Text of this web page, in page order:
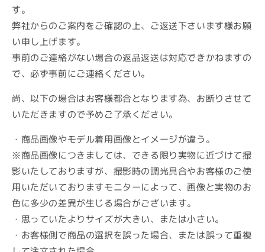
す。
弊社からのご案内をご確認の上、ご返送下さいます様お願
い申し上げます。
事前のご連絡がない場合の返品返送は対応できかねますの
で、必ず事前にご連絡ください。
尚、以下の場合はお客様都合となります為、お断りさせて
いただきますので予めご了承ください。
・商品画像やモデル着用画像とイメージが違う。
※商品画像につきましては、できる限り実物に近づけて撮
影いたしておりますが、撮影時の調光具合やお客様のご使
用いただいておりますモニターによって、画像と実物のお
色に多少の差異が生じる場合がございます。
・思っていたよりサイズが大きい、または小さい。
・お客様側で商品の選択を誤った場合、または誤って重複